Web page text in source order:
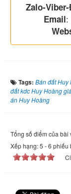
Zalo-Viber-
Email:
Tags: Bán đất Huy
đất kdc Huy Hoàng
án Huy Hoàng
Tổng số điểm của bài
Xếp hạng:5 -6 phiếu